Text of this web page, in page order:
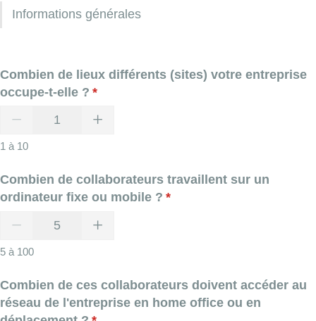
Informations générales
Combien de lieux différents (sites) votre entreprise
occupe-t-elle ? *
(requis)
1 à 10
Combien de collaborateurs travaillent sur un
ordinateur fixe ou mobile ? *
(requis)
5 à 100
Combien de ces collaborateurs doivent accéder au
réseau de l'entreprise en home office ou en